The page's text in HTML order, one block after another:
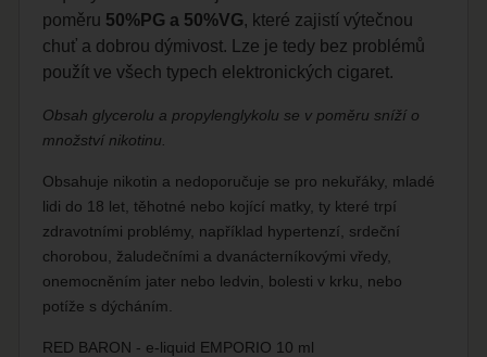
poměru 50%PG a 50%VG, které zajistí výtečnou
chuť a dobrou dýmivost. Lze je tedy bez problémů
použít ve všech typech elektronických cigaret.
Obsah glycerolu a propylenglykolu se v poměru sníží o
množství nikotinu.
Obsahuje nikotin a nedoporučuje se pro nekuřáky, mladé
lidi do 18 let, těhotné nebo kojící matky, ty které trpí
zdravotními problémy, například hypertenzí, srdeční
chorobou, žaludečními a dvanácterníkovými vředy,
onemocněním jater nebo ledvin, bolesti v krku, nebo
potíže s dýcháním.
RED BARON - e-liquid EMPORIO 10 ml